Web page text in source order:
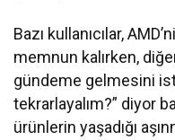
Bazı kullanıcılar,
memnun kalırken,
gündeme gelmesini
tekrarlayalım?” diyor
ürünlerin yaşadığı